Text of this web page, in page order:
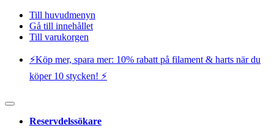
Till huvudmenyn
Gå till innehållet
Till varukorgen
⚡️Köp mer, spara mer: 10% rabatt på filament & harts när du
köper 10 stycken! ⚡️
Reservdelssökare